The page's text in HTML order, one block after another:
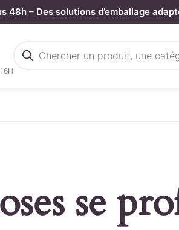
48h – Des solutions d’emballage
de
se